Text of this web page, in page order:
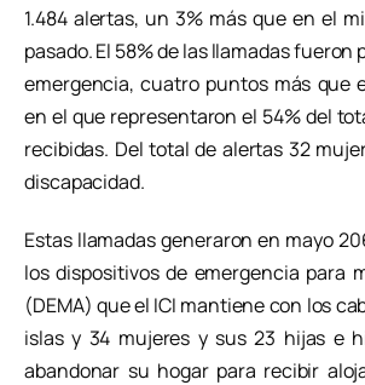
1.484 alertas, un 3% más que en el
pasado. El 58% de las llamadas fueron
emergencia, cuatro puntos más que
en el que representaron el 54% del
recibidas. Del total de alertas 32
discapacidad.
Estas llamadas generaron en mayo
los dispositivos de emergencia para
(DEMA) que el ICI mantiene con los
islas y 34 mujeres y sus 23 hijas e
abandonar su hogar para recibir